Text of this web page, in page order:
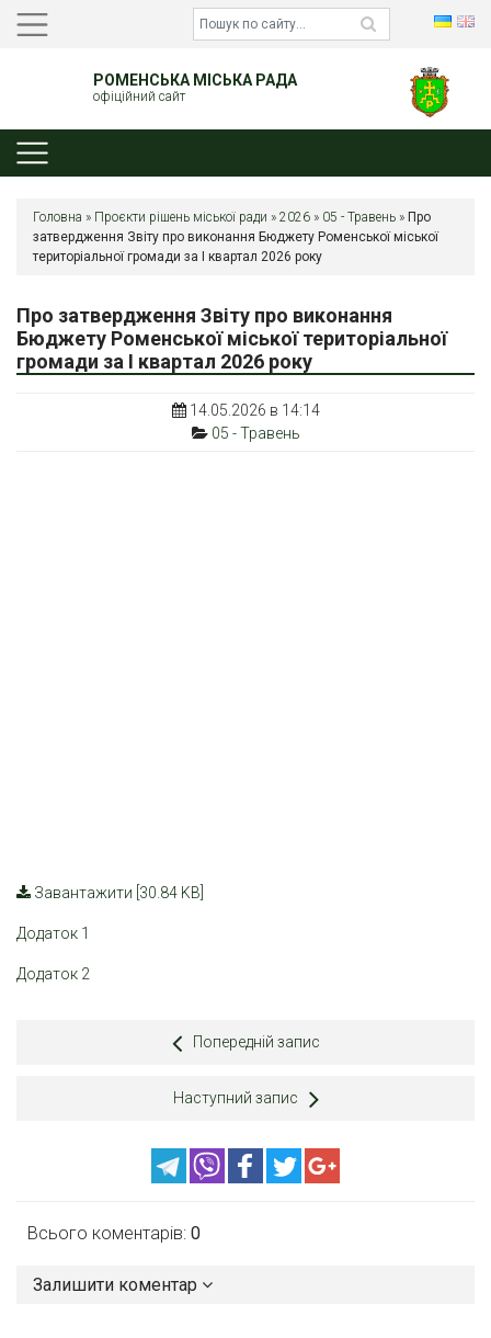
РОМЕНСЬКА МІСЬКА РАДА
офіційний сайт
Головна » Проєкти рішень міської ради » 2026 » 05 - Травень » Про
затвердження Звіту про виконання Бюджету Роменської міської
територіальної громади за І квартал 2026 року
Про затвердження Звіту про виконання
Бюджету Роменської міської територіальної
громади за І квартал 2026 року
14.05.2026 в 14:14
05 - Травень
Завантажити [30.84 KB]
Додаток 1
Додаток 2
Попередній запис
Наступний запис
Всього коментарів: 0
Залишити коментар